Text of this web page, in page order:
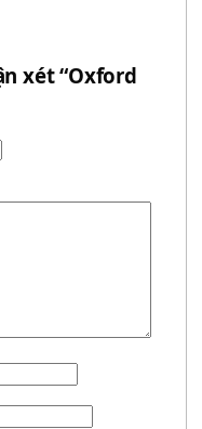
xét “Oxford